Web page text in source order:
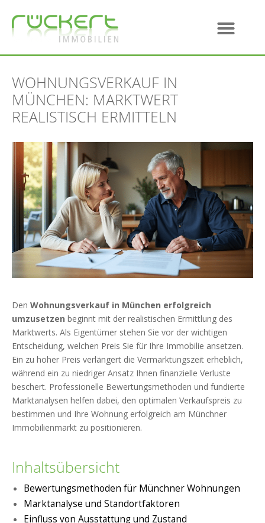
WOHNUNGSVERKAUF IN
MÜNCHEN: MARKTWERT
REALISTISCH ERMITTELN
Den Wohnungsverkauf in München erfolgreich
umzusetzen beginnt mit der realistischen Ermittlung des
Marktwerts. Als Eigentümer stehen Sie vor der wichtigen
Entscheidung, welchen Preis Sie für Ihre Immobilie ansetzen.
Ein zu hoher Preis verlängert die Vermarktungszeit erheblich,
während ein zu niedriger Ansatz Ihnen finanzielle Verluste
beschert. Professionelle Bewertungsmethoden und fundierte
Marktanalysen helfen dabei, den optimalen Verkaufspreis zu
bestimmen und Ihre Wohnung erfolgreich am Münchner
Immobilienmarkt zu positionieren.
Inhaltsübersicht
Bewertungsmethoden für Münchner Wohnungen
Marktanalyse und Standortfaktoren
Einfluss von Ausstattung und Zustand